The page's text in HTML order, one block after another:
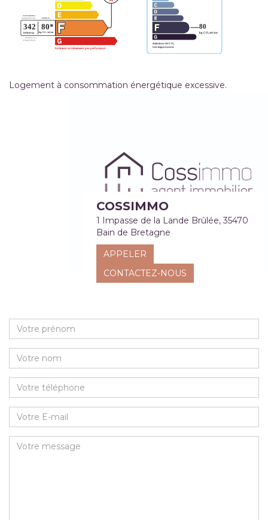
Logement à consommation énergétique excessive.
COSSIMMO
1 Impasse de la Lande Brûlée, 35470
Bain de Bretagne
APPELER
CONTACTEZ-NOUS